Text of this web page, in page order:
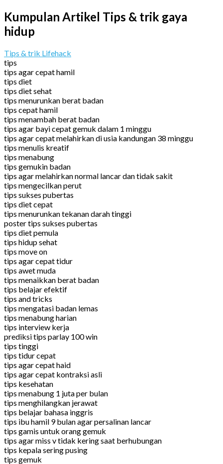
Kumpulan Artikel Tips & trik gaya
hidup
Tips & trik Lifehack
tips
tips agar cepat hamil
tips diet
tips diet sehat
tips menurunkan berat badan
tips cepat hamil
tips menambah berat badan
tips agar bayi cepat gemuk dalam 1 minggu
tips agar cepat melahirkan di usia kandungan 38 minggu
tips menulis kreatif
tips menabung
tips gemukin badan
tips agar melahirkan normal lancar dan tidak sakit
tips mengecilkan perut
tips sukses pubertas
tips diet cepat
tips menurunkan tekanan darah tinggi
poster tips sukses pubertas
tips diet pemula
tips hidup sehat
tips move on
tips agar cepat tidur
tips awet muda
tips menaikkan berat badan
tips belajar efektif
tips and tricks
tips mengatasi badan lemas
tips menabung harian
tips interview kerja
prediksi tips parlay 100 win
tips tinggi
tips tidur cepat
tips agar cepat haid
tips agar cepat kontraksi asli
tips kesehatan
tips menabung 1 juta per bulan
tips menghilangkan jerawat
tips belajar bahasa inggris
tips ibu hamil 9 bulan agar persalinan lancar
tips gamis untuk orang gemuk
tips agar miss v tidak kering saat berhubungan
tips kepala sering pusing
tips gemuk